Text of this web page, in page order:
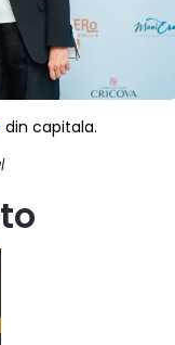
din capitala.